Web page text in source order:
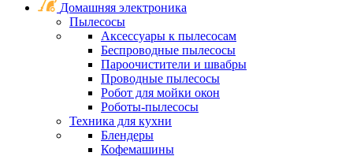
Домашняя электроника
Пылесосы
Аксессуары к пылесосам
Беспроводные пылесосы
Пароочистители и швабры
Проводные пылесосы
Робот для мойки окон
Роботы-пылесосы
Техника для кухни
Блендеры
Кофемашины